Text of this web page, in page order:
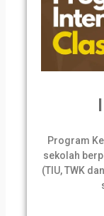
Program
sekolah
(TIU, TWK